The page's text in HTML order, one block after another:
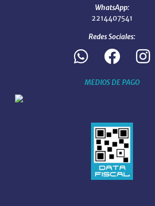
WhatsApp:
2214407541
Redes Sociales:
MEDIOS DE PAGO